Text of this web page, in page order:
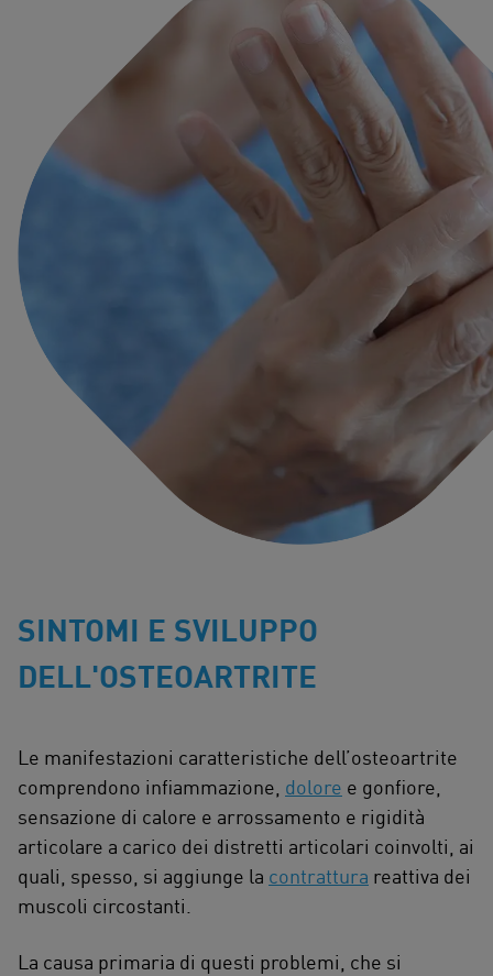
SINTOMI E SVILUPPO
DELL'OSTEOARTRITE
Le manifestazioni caratteristiche dell’osteoartrite
comprendono infiammazione, dolore e gonfiore,
sensazione di calore e arrossamento e rigidità
articolare a carico dei distretti articolari coinvolti, ai
quali, spesso, si aggiunge la contrattura reattiva dei
muscoli circostanti.
La causa primaria di questi problemi, che si